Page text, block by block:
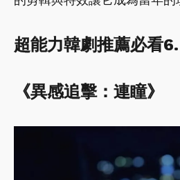
超能力韓劇推薦必看6.
《異感追擊：連瞳》